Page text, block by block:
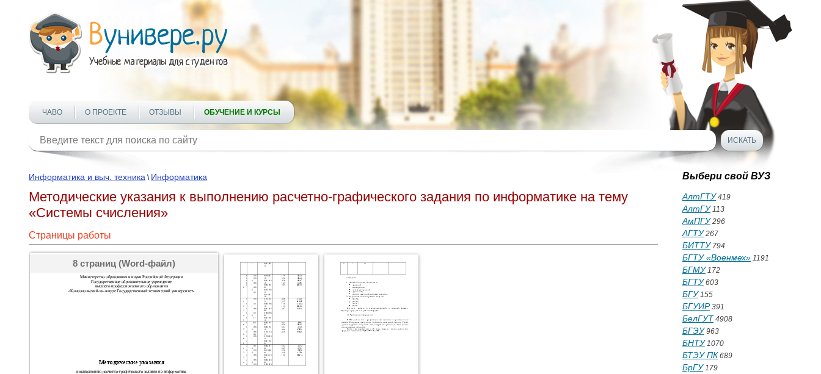
ЧАВО О ПРОЕКТЕ ОТЗЫВЫ ОБУЧЕНИЕ И КУРСЫ
Информатика и выч. техника \ Информатика
Методические указания к выполнению расчетно-графического задания по информатике на тему
«Системы счисления»
Страницы работы
8 страниц (Word-файл)
Выбери свой ВУЗ
АлтГТУ419
АлтГУ113
АмПГУ296
АГТУ267
БИТТУ794
БГТУ «Военмех» 1191
БГМУ172
БГТУ603
БГУ155
БГУИР391
БелГУТ 4908
БГЭУ963
БНТУ1070
БТЭУ ПК 689
БрГУ179